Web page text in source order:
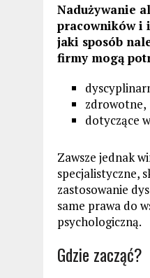
Nadużywanie
pracowników i
jaki sposób
firmy mogą
zdrowotne,
dotyczące
Zawsze jednak
specjalistyczne,
zastosowanie
same prawa do
psychologiczną.
Gdzie zacząć?